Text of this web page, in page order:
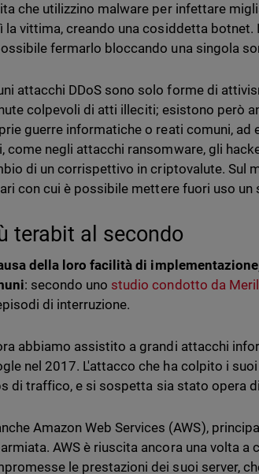
che utilizzino malware per infettare
la vittima, creando una cosiddetta
fermarlo bloccando una singola
attacchi DDoS sono solo forme di
colpevoli di atti illeciti; esistono però
guerre informatiche o reati comuni,
come negli attacchi ransomware, gli
di un corrispettivo in criptovalute. Sul
con cui è possibile mettere fuori uso un
terabit al secondo
della loro facilità di
: secondo uno studio condotto da
di interruzione.
abbiamo assistito a grandi attacchi
nel 2017. L'attacco che ha colpito i
di traffico, e si sospetta sia stato opera
Amazon Web Services (AWS),
AWS è riuscita ancora una volta
le prestazioni dei suoi server,